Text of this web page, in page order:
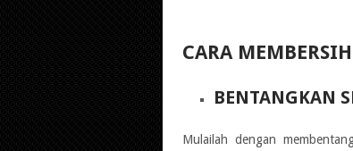
CARA
BENTANGKAN
Mulailah dengan